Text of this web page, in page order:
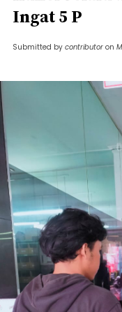
Ingat 5 P
Submitted by contributor on